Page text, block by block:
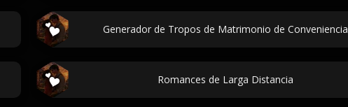
Generador de Tropos de Matrimonio de Conveniencia
Romances de Larga Distancia